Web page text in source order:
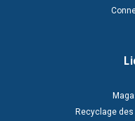
Recyclage